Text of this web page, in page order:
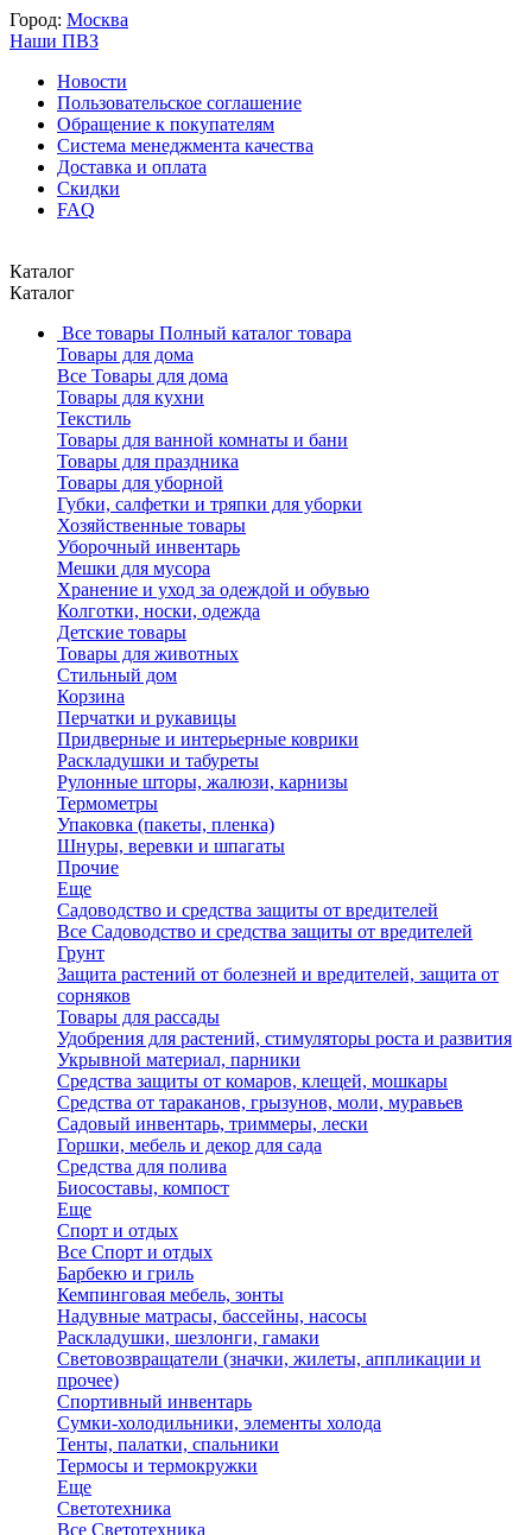
Город: Москва
Наши ПВЗ
Новости
Пользовательское соглашение
Обращение к покупателям
Система менеджмента качества
Доставка и оплата
Скидки
FAQ
Каталог
Каталог
Все товары Полный каталог товара
Товары для дома
Все Товары для дома
Товары для кухни
Текстиль
Товары для ванной комнаты и бани
Товары для праздника
Товары для уборной
Губки, салфетки и тряпки для уборки
Хозяйственные товары
Уборочный инвентарь
Мешки для мусора
Хранение и уход за одеждой и обувью
Колготки, носки, одежда
Детские товары
Товары для животных
Стильный дом
Корзина
Перчатки и рукавицы
Придверные и интерьерные коврики
Раскладушки и табуреты
Рулонные шторы, жалюзи, карнизы
Термометры
Упаковка (пакеты, пленка)
Шнуры, веревки и шпагаты
Прочие
Еще
Садоводство и средства защиты от вредителей
Все Садоводство и средства защиты от вредителей
Грунт
Защита растений от болезней и вредителей, защита от
сорняков
Товары для рассады
Удобрения для растений, стимуляторы роста и развития
Укрывной материал, парники
Средства защиты от комаров, клещей, мошкары
Средства от тараканов, грызунов, моли, муравьев
Садовый инвентарь, триммеры, лески
Горшки, мебель и декор для сада
Средства для полива
Биосоставы, компост
Еще
Спорт и отдых
Все Спорт и отдых
Барбекю и гриль
Кемпинговая мебель, зонты
Надувные матрасы, бассейны, насосы
Раскладушки, шезлонги, гамаки
Световозвращатели (значки, жилеты, аппликации и
прочее)
Спортивный инвентарь
Сумки-холодильники, элементы холода
Тенты, палатки, спальники
Термосы и термокружки
Еще
Светотехника
Все Светотехника